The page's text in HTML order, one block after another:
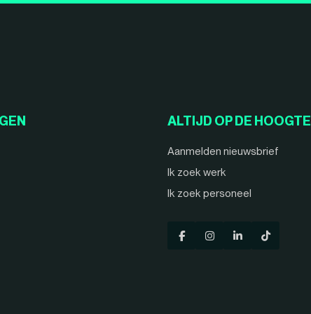
ALTIJD OP DE HOOGTE
Aanmelden nieuwsbrief
Ik zoek werk
Ik zoek personeel